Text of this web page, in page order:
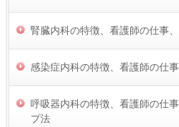
腎臓内科の特徴、看護師の仕事
感染症内科の特徴、看護師の仕
呼吸器内科の特徴、看護師の仕
プ法